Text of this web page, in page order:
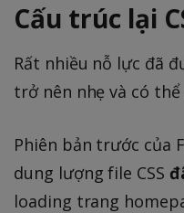
Cấu trúc lại
Rất nhiều nỗ lực đã
trở nên nhẹ và có
Phiên bản trước của
dung lượng file CSS
loading trang